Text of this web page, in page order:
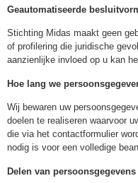
Geautomatiseerde
Stichting Midas maakt geen
of profilering die juridische
aanzienlijke invloed op u kan
Hoe lang we
Wij bewaren uw
doelen te realiseren waarvoor
die via het contactformulier
nodig is voor een volledige
Delen van